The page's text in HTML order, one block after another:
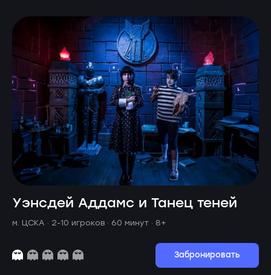
Уэнсдей Аддамс и Танец теней
м. ЦСКА · 2-10 игроков · 60 минут · 8+
Забронировать